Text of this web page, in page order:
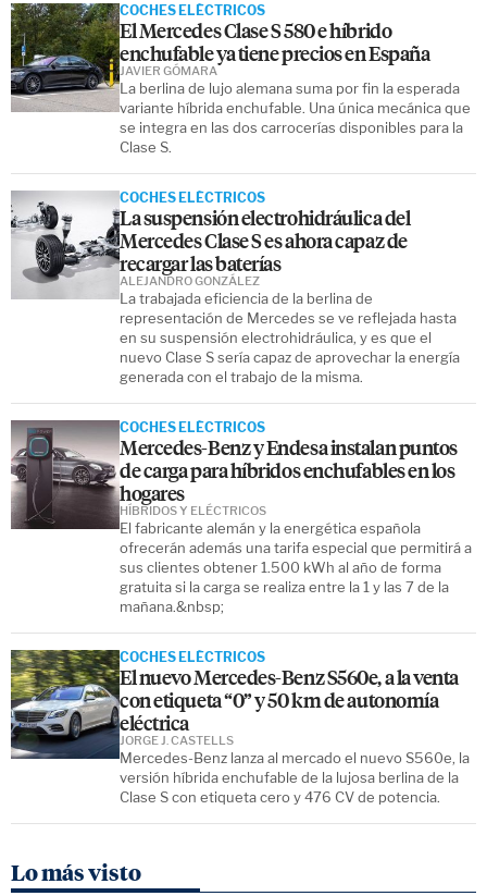
COCHES ELÉCTRICOS
El Mercedes Clase S 580 e híbrido
enchufable ya tiene precios en España
La berlina de lujo alemana suma por fin la esperada
variante híbrida enchufable. Una única mecánica que
se integra en las dos carrocerías disponibles para la
Clase S.
JAVIER GÓMARA
COCHES ELÉCTRICOS
La suspensión electrohidráulica del
Mercedes Clase S es ahora capaz de
recargar las baterías
La trabajada eficiencia de la berlina de
representación de Mercedes se ve reflejada hasta
en su suspensión electrohidráulica, y es que el
nuevo Clase S sería capaz de aprovechar la energía
generada con el trabajo de la misma.
ALEJANDRO GONZÁLEZ
COCHES ELÉCTRICOS
Mercedes-Benz y Endesa instalan puntos
de carga para híbridos enchufables en los
hogares
El fabricante alemán y la energética española
ofrecerán además una tarifa especial que permitirá a
sus clientes obtener 1.500 kWh al año de forma
gratuita si la carga se realiza entre la 1 y las 7 de la
mañana.&nbsp;
HÍBRIDOS Y ELÉCTRICOS
COCHES ELÉCTRICOS
El nuevo Mercedes-Benz S560e, a la venta
con etiqueta “0” y 50 km de autonomía
eléctrica
Mercedes-Benz lanza al mercado el nuevo S560e, la
versión híbrida enchufable de la lujosa berlina de la
Clase S con etiqueta cero y 476 CV de potencia.
JORGE J. CASTELLS
Lo más visto